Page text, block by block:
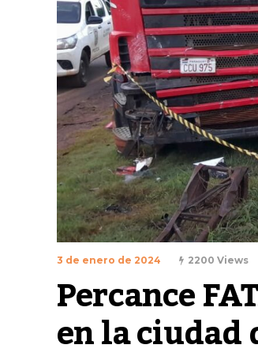
3 de enero de 2024 2200 Views
Percance
en la ciudad